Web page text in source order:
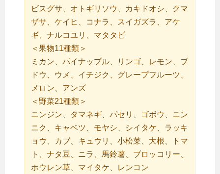
ビスグサ、オトギリソウ、カキドオシ、クマ
ザサ、ケイヒ、コナラ、スイガズラ、アケ
ギ、ナルコユリ、マタタビ
＜果物11種類＞
ミカン、パイナップル、リンゴ、レモン、ブ
ドウ、ウメ、イチジク、グレープフルーツ、
メロン、アンズ
＜野菜21種類＞
ニンジン、タマネギ、パセリ、ゴボウ、ニン
ニク、キャベツ、モヤシ、シイタケ、ラッキ
ョウ、カブ、キュウリ、小松菜、大根、トマ
ト、ナタ豆、ニラ、馬鈴薯、ブロッコリー、
ホウレン草、マイタケ、レンコン